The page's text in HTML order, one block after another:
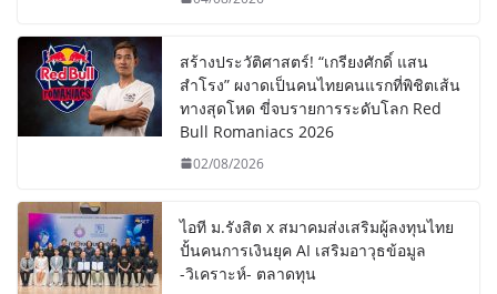
สร้างประวัติศาสตร์! “เกรียงศักดิ์ แสน
สำโรง” ผงาดเป็นคนไทยคนแรกที่พิชิตเส้น
ทางสุดโหด ขี่จบรายการระดับโลก Red
Bull Romaniacs 2026
02/08/2026
ไอที ม.รังสิต x สมาคมส่งเสริมผู้ลงทุนไทย
ปั้นคนการเงินยุค AI เสริมอาวุธข้อมูล
-วิเคราะห์- ตลาดทุน